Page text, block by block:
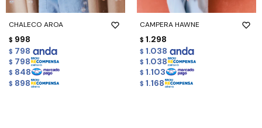
CHALECO AROA
$ 998
$ 798
$ 798
$ 848
$ 898
CAMPERA HAWNE
$ 1.298
$ 1.038
$ 1.038
$ 1.103
$ 1.168